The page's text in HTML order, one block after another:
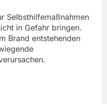
Selbsthilfemaßnahmen
in Gefahr bringen.
Brand entstehenden